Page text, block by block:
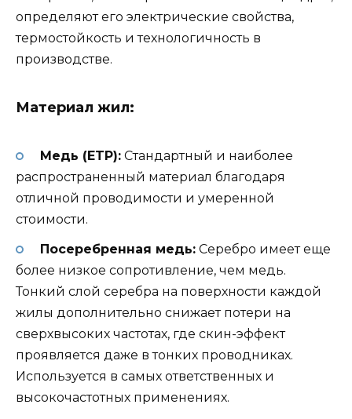
определяют его электрические свойства,
термостойкость и технологичность в
производстве.
Материал жил:
Медь (ETP):Стандартный и наиболее
распространенный материал благодаря
отличной проводимости и умеренной
стоимости.
Посеребренная медь:Серебро имеет еще
более низкое сопротивление, чем медь.
Тонкий слой серебра на поверхности каждой
жилы дополнительно снижает потери на
сверхвысоких частотах, где скин-эффект
проявляется даже в тонких проводниках.
Используется в самых ответственных и
высокочастотных применениях.